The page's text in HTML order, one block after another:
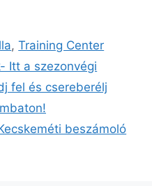
,Training Center
Itt a szezonvégi
fel és csereberélj
beszámoló